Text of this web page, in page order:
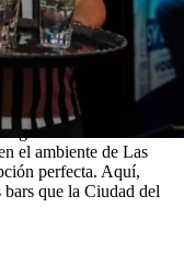
Vegas: Los Mejores
no solo es famosa
de clase
deportiva. Si eres un
donde disfrutar de
el ambiente de Las
perfecta. Aquí,
bars que la Ciudad del